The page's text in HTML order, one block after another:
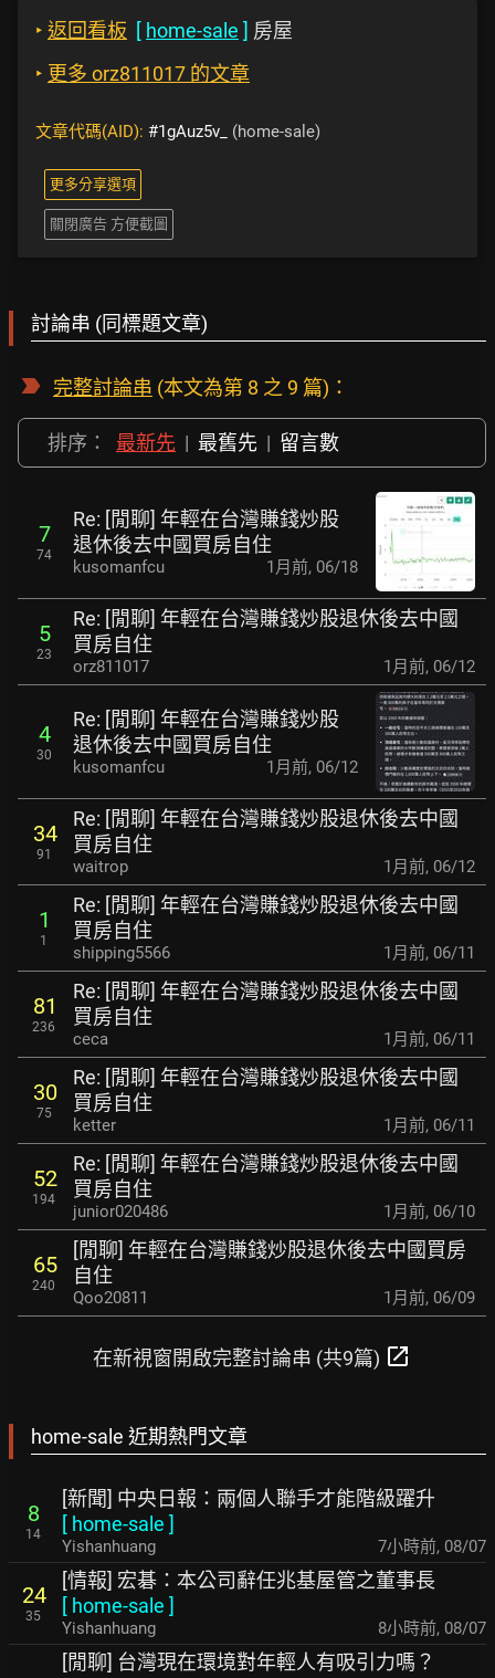
‣ 返回看板 [ home-sale ] 房屋
‣ 更多 orz811017 的文章
文章代碼(AID): #1gAuz5v_ (home-sale)
更多分享選項
關閉廣告 方便截圖
討論串 (同標題文章)
完整討論串 (本文為第 8 之 9 篇)：
排序： 最新先 | 最舊先 | 留言數
7
74
Re: [閒聊] 年輕在台灣賺錢炒股
退休後去中國買房自住
kusomanfcu 1月前, 06/18
5
23
Re: [閒聊] 年輕在台灣賺錢炒股退休後去中國
買房自住
orz811017 1月前, 06/12
4
30
Re: [閒聊] 年輕在台灣賺錢炒股
退休後去中國買房自住
kusomanfcu 1月前, 06/12
34
91
Re: [閒聊] 年輕在台灣賺錢炒股退休後去中國
買房自住
waitrop 1月前, 06/12
1
1
Re: [閒聊] 年輕在台灣賺錢炒股退休後去中國
買房自住
shipping5566 1月前, 06/11
81
236
Re: [閒聊] 年輕在台灣賺錢炒股退休後去中國
買房自住
ceca 1月前, 06/11
30
75
Re: [閒聊] 年輕在台灣賺錢炒股退休後去中國
買房自住
ketter 1月前, 06/11
52
194
Re: [閒聊] 年輕在台灣賺錢炒股退休後去中國
買房自住
junior020486 1月前, 06/10
65
240
[閒聊] 年輕在台灣賺錢炒股退休後去中國買房
自住
Qoo20811 1月前, 06/09
在新視窗開啟完整討論串 (共9篇) open_in_new
home-sale 近期熱門文章
8
14
[新聞] 中央日報：兩個人聯手才能階級躍升
[ home-sale ]
Yishanhuang 7小時前, 08/07
24
35
[情報] 宏碁：本公司辭任兆基屋管之董事長
[ home-sale ]
Yishanhuang 8小時前, 08/07
[閒聊] 台灣現在環境對年輕人有吸引力嗎？